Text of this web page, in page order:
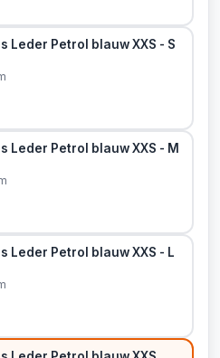
Leder Petrol blauw XXS - S
Leder Petrol blauw XXS - M
Leder Petrol blauw XXS - L